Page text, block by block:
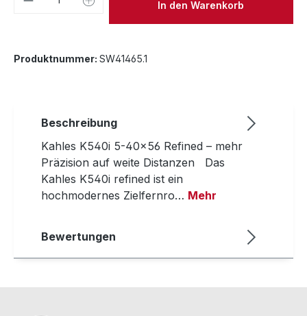
In den Warenkorb
Produktnummer: SW41465.1
Beschreibung
Kahles K540i 5-40x56 Refined – mehr
Präzision auf weite Distanzen Das
Kahles K540i refined ist ein
hochmodernes Zielfernro… Mehr
Bewertungen